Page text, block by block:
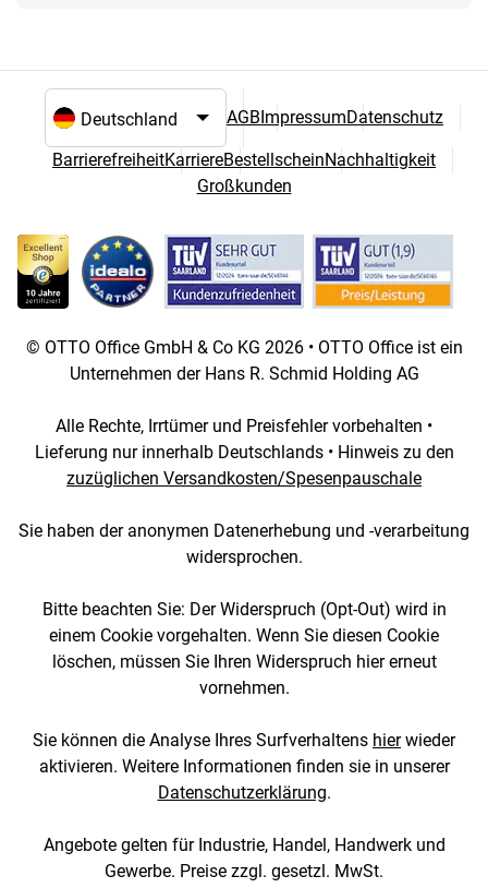
Sprach- und Landesauswahl
AGB ImpressumDatenschutz
BarrierefreiheitKarriereBestellscheinNachhaltigkeit
Großkunden
© OTTO Office GmbH & Co KG 2026 • OTTO Office ist ein
Unternehmen der Hans R. Schmid Holding AG
Alle Rechte, Irrtümer und Preisfehler vorbehalten •
Lieferung nur innerhalb Deutschlands • Hinweis zu den
zuzüglichen Versandkosten/Spesenpauschale
Sie haben der anonymen Datenerhebung und -verarbeitung
widersprochen.
Bitte beachten Sie: Der Widerspruch (Opt-Out) wird in
einem Cookie vorgehalten. Wenn Sie diesen Cookie
löschen, müssen Sie Ihren Widerspruch hier erneut
vornehmen.
Sie können die Analyse Ihres Surfverhaltens hierwieder
aktivieren. Weitere Informationen finden sie in unserer
Datenschutzerklärung.
Angebote gelten für Industrie, Handel, Handwerk und
Gewerbe. Preise zzgl. gesetzl. MwSt.